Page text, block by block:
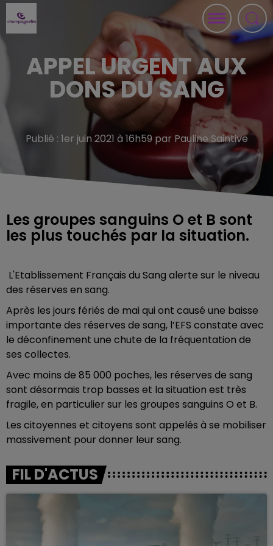
APPEL URGENT AUX
DONS DU SANG
Publié : 1er juin 2021 à 16h59 par Pauline Saintive
Les groupes sanguins O et B sont
les plus touchés par la situation.
L'Etablissement Français du Sang alerte sur le niveau
des réserves en sang.
Après les jours fériés de mai qui ont causé une baisse
importante des réserves de sang, l’EFS constate avec
le déconfinement une chute de la fréquentation de
ses collectes.
Avec moins de 85 000 poches, les réserves de sang
sont désormais trop basses et la situation est très
fragile, en particulier sur les groupes sanguins O et B.
Les citoyennes et citoyens sont appelés à se mobiliser
massivement pour donner leur sang.
FIL D'ACTUS